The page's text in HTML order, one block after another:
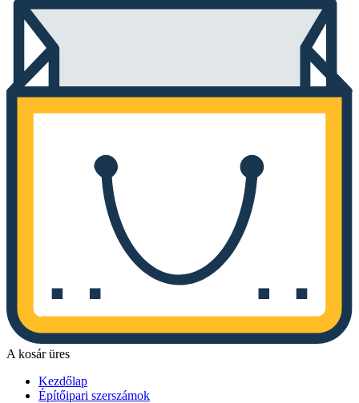
A kosár üres
Kezdőlap
Építőipari szerszámok